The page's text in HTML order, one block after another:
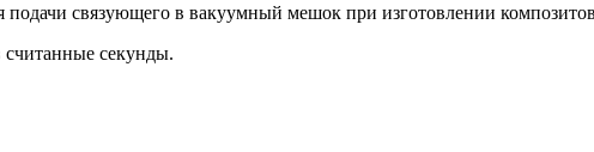
подачи связующего в вакуумный мешок при изготовлении
считанные секунды.